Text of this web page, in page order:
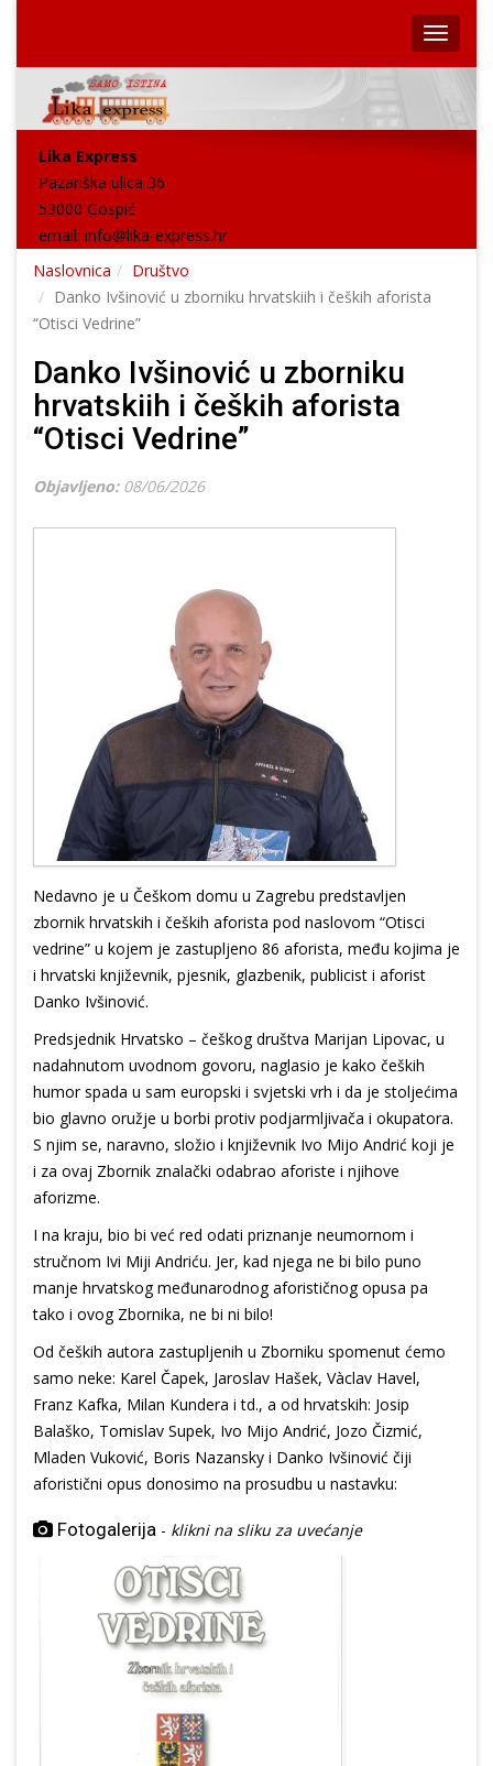
Lika Express
Pazariška ulica 36
53000 Gospić
email: info@lika-express.hr
Naslovnica
Društvo
Danko Ivšinović u zborniku hrvatskiih i čeških aforista
“Otisci Vedrine”
Danko Ivšinović u zborniku
hrvatskiih i čeških aforista
“Otisci Vedrine”
Objavljeno: 08/06/2026
Nedavno je u Češkom domu u Zagrebu predstavljen
zbornik hrvatskih i čeških aforista pod naslovom “Otisci
vedrine” u kojem je zastupljeno 86 aforista, među kojima je
i hrvatski književnik, pjesnik, glazbenik, publicist i aforist
Danko Ivšinović.
Predsjednik Hrvatsko – češkog društva Marijan Lipovac, u
nadahnutom uvodnom govoru, naglasio je kako čeških
humor spada u sam europski i svjetski vrh i da je stoljećima
bio glavno oružje u borbi protiv podjarmljivača i okupatora.
S njim se, naravno, složio i književnik Ivo Mijo Andrić koji je
i za ovaj Zbornik znalački odabrao aforiste i njihove
aforizme.
I na kraju, bio bi već red odati priznanje neumornom i
stručnom Ivi Miji Andriću. Jer, kad njega ne bi bilo puno
manje hrvatskog međunarodnog aforističnog opusa pa
tako i ovog Zbornika, ne bi ni bilo!
Od čeških autora zastupljenih u Zborniku spomenut ćemo
samo neke: Karel Čapek, Jaroslav Hašek, Vàclav Havel,
Franz Kafka, Milan Kundera i td., a od hrvatskih: Josip
Balaško, Tomislav Supek, Ivo Mijo Andrić, Jozo Čizmić,
Mladen Vuković, Boris Nazansky i Danko Ivšinović čiji
aforistični opus donosimo na prosudbu u nastavku:
Fotogalerija - klikni na sliku za uvećanje